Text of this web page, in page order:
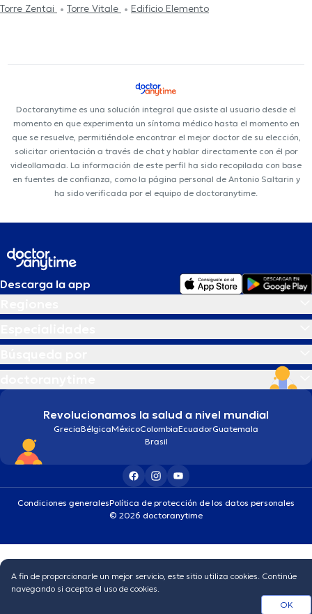
Torre Zentai
Torre Vitale Edificio Elemento
Doctoranytime es una solución integral que asiste al usuario desde el
momento en que experimenta un síntoma médico hasta el momento en
que se resuelve, permitiéndole encontrar el mejor doctor de su elección,
solicitar orientación a través de chat y hablar directamente con él por
videollamada. La información de este perfil ha sido recopilada con base
en fuentes de confianza, como la página personal de Antonio Saltarin y
ha sido verificada por el equipo de doctoranytime.
Descarga la app
Revolucionamos la salud a nivel mundial
GreciaBélgicaMéxicoColombiaEcuadorGuatemala
Brasil
Condiciones generalesPolítica de protección de los datos personales
© 2026 doctoranytime
A fin de proporcionarle un mejor servicio, este sitio utiliza cookies. Continúe
navegando si acepta el uso de cookies.
OK